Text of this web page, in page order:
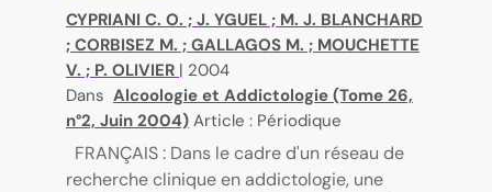
CYPRIANI C. O. ; J. YGUEL ; M. J. BLANCHARD
; CORBISEZ M. ; GALLAGOS M. ; MOUCHETTE
V. ; P. OLIVIER | 2004
Dans Alcoologie et Addictologie (Tome 26,
n°2, Juin 2004) Article : Périodique
FRANÇAIS : Dans le cadre d'un réseau de
recherche clinique en addictologie, une